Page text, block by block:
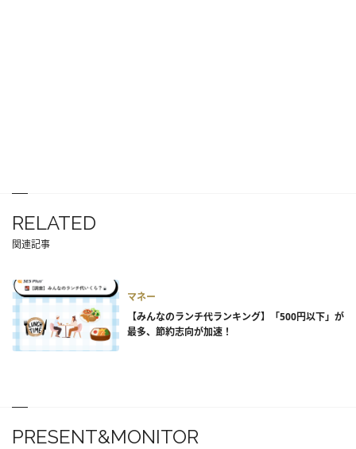
RELATED
関連記事
マネー
【みんなのランチ代ランキング】「500円以下」が
最多、節約志向が加速！
PRESENT&MONITOR